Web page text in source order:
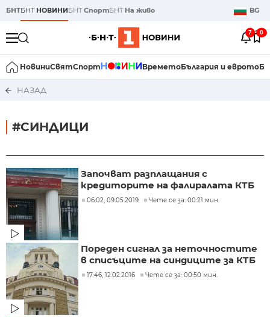
БНТБНТ НОВИНИБНТСпортБНТ На живо BG
7 0
НовиниСвятСпорт ВреметоБългария и еврото
НАЗАД
#СИНДИЦИ
Започват разплащания с
кредиторите на фалиралата КТБ
06:02, 09.05.2019 Чете се за: 00:21 мин.
Пореден сигнал за неточностите
в списъците на синдиците за КТБ
17:46, 12.02.2016 Чете се за: 00:50 мин.